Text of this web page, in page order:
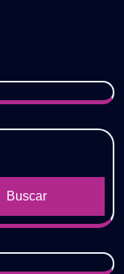
Buscar